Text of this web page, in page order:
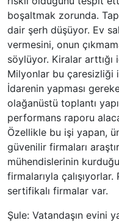
boşaltmak zorunda.
dair şerh düşüyor. Ev
vermesini, onun
söylüyor. Kiralar arttığı
Milyonlar bu çaresizliği
İdarenin yapması
olağanüstü toplantı
performans raporu
Özellikle bu işi yapan,
güvenilir firmaları
mühendislerinin
firmalarıyla
sertifikalı firmalar var.
Şule: Vatandaşın evini